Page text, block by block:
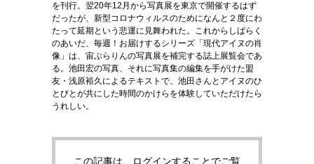
を刊行。翌20年12月から写真展を東京で開催するはず
だったが、新型コロナウィルスのためになんと２度にわ
たって延期という悲運に見舞われた。これからしばらく
のあいだ、毎週！お届けするシリーズ「現代アイヌの肖
像」は、宙ぶらりんの写真展を補完する誌上展覧会であ
る。池田宏の写真、それに写真集の編集を手がけた盟
友・浅原裕久によるテキストで、池田さんとアイヌのひ
とびとが共にした時間のかけらを体験していただけたら
うれしい。
この記事は、ログインすることでご覧